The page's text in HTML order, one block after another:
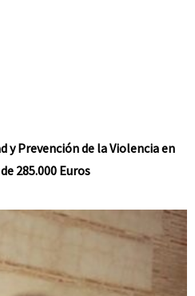
y Prevención de la Violencia en
285.000 Euros